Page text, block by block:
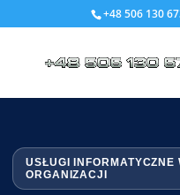
+48 506 130
USŁUGI INFORMATYCZNE
ORGANIZACJI